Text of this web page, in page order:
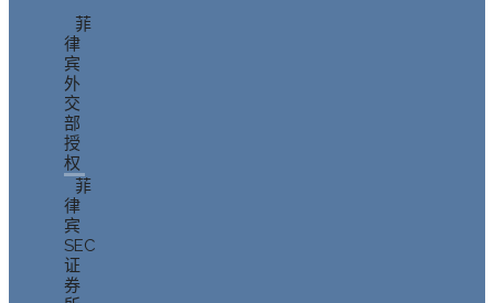
菲
律
宾
外
交
部
授
权
菲
律
宾
SEC
证
券